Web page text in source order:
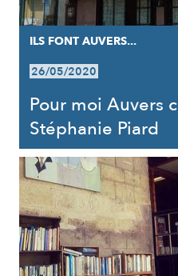
ILS FONT AUVERS...
26/05/2020
Pour moi Auvers
Stéphanie Piard